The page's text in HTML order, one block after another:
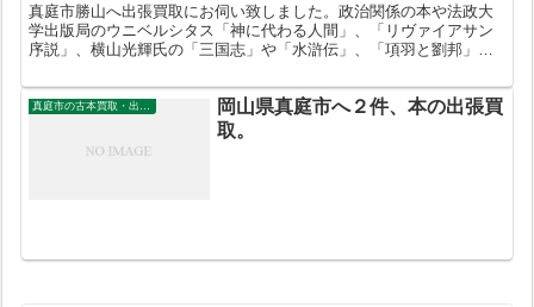
真庭市勝山へ出張買取にお伺い致しました。政治関係の本や法政大
学出版局のウニベルシタス「神に代わる人間」、「リヴァイアサン
序説」、横山光輝氏の「三国志」や「水滸伝」、「項羽と劉邦」な
岡山県真庭市へ２件、本の出張買
取。